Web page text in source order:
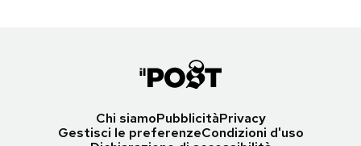
Chi siamoPubblicitàPrivacy
Gestisci le preferenzeCondizioni d'uso